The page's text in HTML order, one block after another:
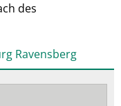
des
Ravensberg